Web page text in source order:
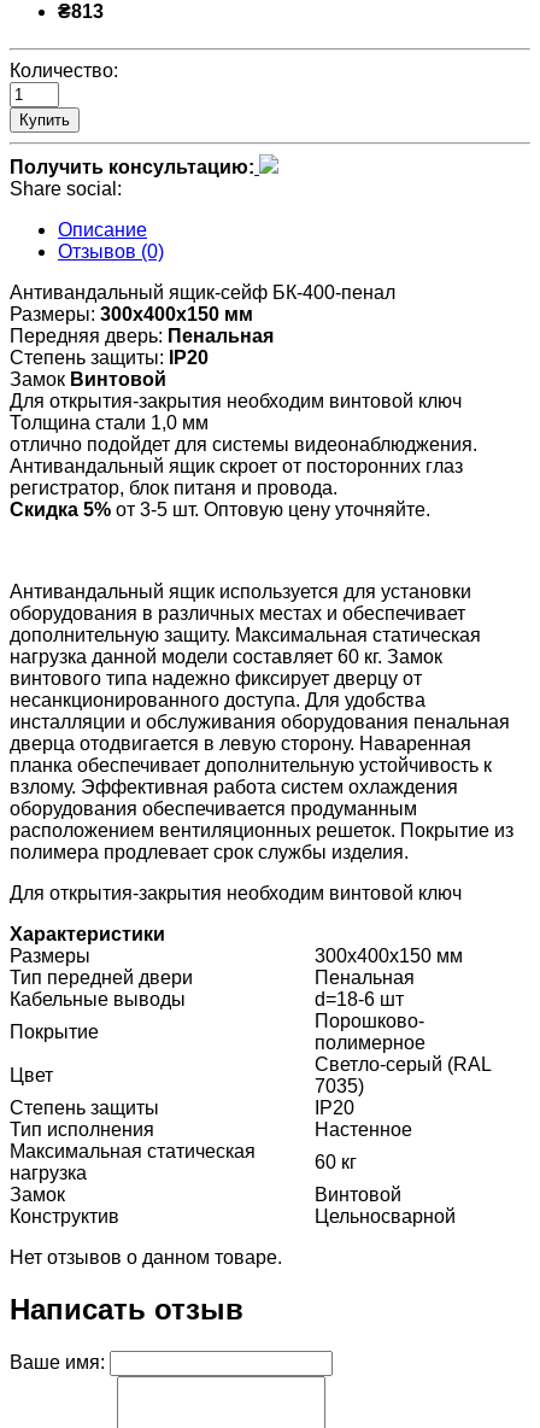
₴813
Количество:
Купить
Получить консультацию:
Share social:
Описание
Отзывов (0)
Антивандальный ящик-сейф БК-400-пенал
Размеры: 300х400х150 мм
Передняя дверь: Пенальная
Степень защиты:
IP20
Замок Винтовой
Для открытия-закрытия необходим винтовой ключ
Толщина стали 1,0 мм
отлично подойдет для системы видеонаблюджения.
Антивандальный ящик скроет от посторонних глаз
регистратор, блок питаня и провода.
Скидка 5% от 3-5 шт. Оптовую цену уточняйте.
Антивандальный ящик используется для установки
оборудования в различных местах и обеспечивает
дополнительную защиту. Максимальная статическая
нагрузка данной модели составляет 60 кг. Замок
винтового типа надежно фиксирует дверцу от
несанкционированного доступа. Для удобства
инсталляции и обслуживания оборудования пенальная
дверца отодвигается в левую сторону. Наваренная
планка обеспечивает дополнительную устойчивость к
взлому. Эффективная работа систем охлаждения
оборудования обеспечивается продуманным
расположением вентиляционных решеток. Покрытие из
полимера продлевает срок службы изделия.
Для открытия-закрытия необходим винтовой ключ
Характеристики
Размеры
300х400х150 мм
Тип передней двери
Пенальная
Кабельные выводы
d=18-6 шт
Покрытие
Порошково-
полимерное
Цвет
Светло-серый (RAL
7035)
Степень защиты
IP20
Тип исполнения
Настенное
Максимальная статическая
нагрузка
60 кг
Замок
Винтовой
Конструктив
Цельносварной
Нет отзывов о данном товаре.
Написать отзыв
Ваше имя: